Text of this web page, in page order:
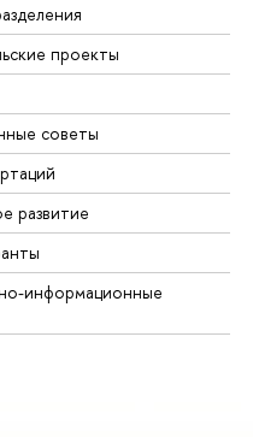
проекты
советы
развитие
информационные